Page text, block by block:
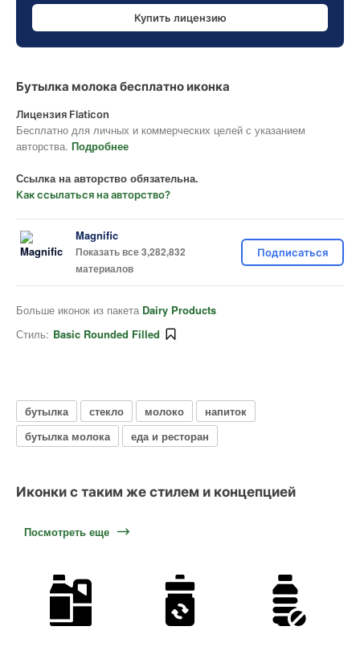
Купить лицензию
Бутылка молока бесплатно иконка
Лицензия Flaticon
Бесплатно для личных и коммерческих целей с указанием
авторства. Подробнее
Ссылка на авторство обязательна.
Как ссылаться на авторство?
Magnific
Показать все 3,282,832
материалов
Подписаться
Больше иконок из пакета Dairy Products
Стиль: Basic Rounded Filled
бутылка стекло молоко
напиток
бутылка молока
еда и ресторан
Иконки с таким же стилем и концепцией
Посмотреть еще